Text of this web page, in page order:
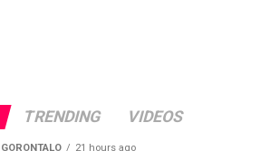
TRENDING VIDEOS
GORONTALO 21 hours ago